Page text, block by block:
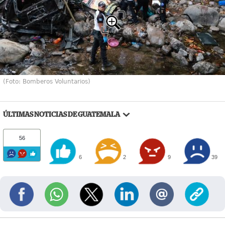
(Foto: Bomberos Voluntarios)
ÚLTIMAS NOTICIAS DE GUATEMALA
56
6 2 9 39